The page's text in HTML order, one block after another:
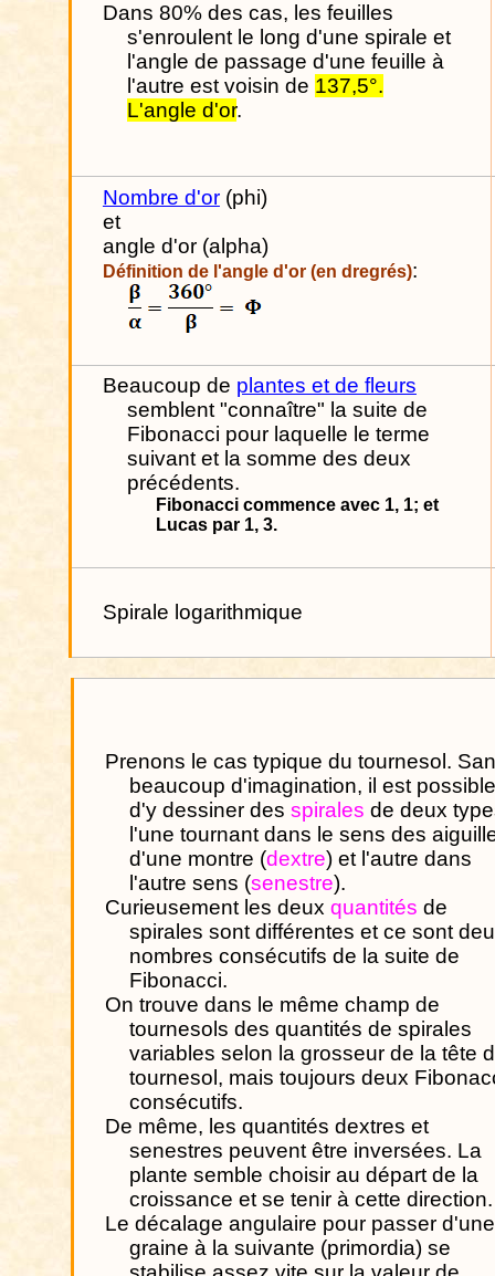
Dans 80% des cas, les feuilles
s'enroulent le long d'une spirale et
l'angle de passage d'une feuille à
l'autre est voisin de 137,5°.
L'angle d'or.
Nombre d'or(phi)
et
angle d'or (alpha)
Définition de l'angle d'or (en dregrés):
Beaucoup de plantes et de fleurs
semblent "connaître" la suite de
Fibonacci pour laquelle le terme
suivant et la somme des deux
précédents.
Fibonacci commence avec 1, 1; et
Lucas par 1, 3.
Spirale logarithmique
Prenons le cas typique du tournesol.
beaucoup d'imagination, il est
d'y dessiner desspirales de deux
l'une tournant dans le sens des
d'une montre (dextre) et l'autre dans
l'autre sens (senestre).
Curieusement les deuxquantités de
spirales sont différentes et ce sont
nombres consécutifs de la suite de
Fibonacci.
On trouve dans le même champ de
tournesols des quantités de spirales
variables selon la grosseur de la tête
tournesol, mais toujours deux
consécutifs.
De même, les quantités dextres et
senestres peuvent être inversées. La
plante semble choisir au départ de la
croissance et se tenir à cette direction.
Le décalage angulaire pour passer d'une
graine à la suivante (primordia) se